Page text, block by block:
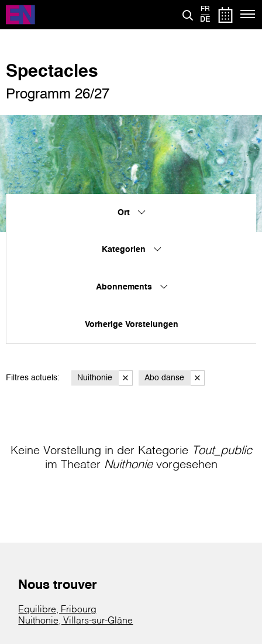
Direkt
zum
Inhalt
FR
DE
Spectacles
Programm 26/27
Ort
Kategorien
Abonnements
Vorherige Vorstelungen
Filtres actuels: Nuithonie Abo danse
Keine Vorstellung in der Kategorie Tout_public
im Theater Nuithonievorgesehen
Nous trouver
Equilibre, Fribourg
Nuithonie, Villars-sur-Glâne